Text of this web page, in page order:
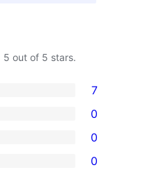
5 out of 5 stars.
7
0
0
0